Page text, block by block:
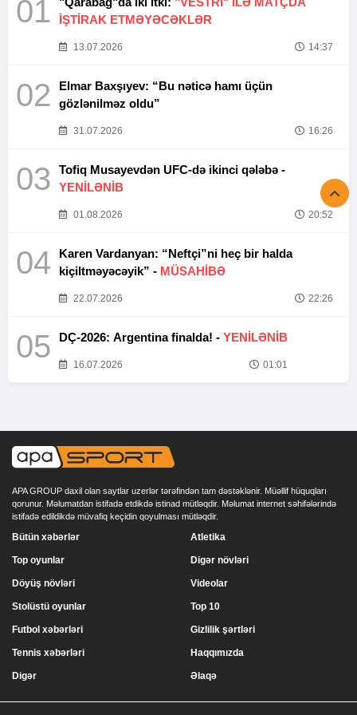
01
İŞTİRAK ETMƏYƏCƏKLƏR
13.07.2026 14:37
02
Elmar Baxşıyev: “Bu nəticə hamı üçün
gözlənilməz oldu”
31.07.2026 16:26
03
Tofiq Musayevdən UFC-də ikinci qələbə -
YENİLƏNİB
01.08.2026 20:52
04
Karen Vardanyan: “Neftçi”ni heç bir halda
kiçiltməyəcəyik” - MÜSAHİBƏ
22.07.2026 22:26
05 DÇ-2026: Argentina finalda! - YENİLƏNİB
16.07.2026 01:01
APA GROUP daxil olan saytlar uzerlər tərəfindən tam dəstəklənir. Müəllif hüquqları
qorunur. Məlumatdan istifadə etdikdə istinad mütləqdir. Məlumat internet səhifələrində
istifadə edildikdə müvafiq keçidin qoyulması mütləqdir.
Bütün xəbərlər
Top oyunlar
Döyüş növləri
Stolüstü oyunlar
Atletika
Digər növləri
Videolar
Top 10
Futbol xəbərləri
Tennis xəbərləri
Digər
Gizlilik şərtləri
Haqqımızda
Əlaqə